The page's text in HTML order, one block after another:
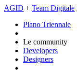
AGID + Team Digitale
Piano Triennale
Le community
Developers
Designers